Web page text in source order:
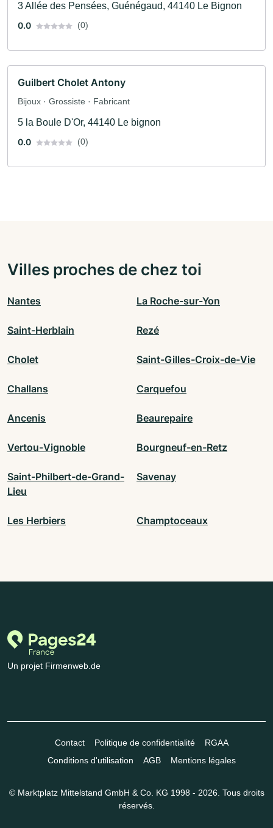
3 Allée des Pensées, Guénégaud, 44140 Le Bignon
0.0
(0)
Guilbert Cholet Antony
Bijoux · Grossiste · Fabricant
5 la Boule D'Or, 44140 Le bignon
0.0
(0)
Villes proches de chez toi
Nantes La Roche-sur-Yon
Saint-Herblain Rezé
Cholet Saint-Gilles-Croix-de-Vie
Challans Carquefou
Ancenis Beaurepaire
Vertou-Vignoble Bourgneuf-en-Retz
Saint-Philbert-de-Grand-
Lieu
Savenay
Les Herbiers Champtoceaux
Un projet Firmenweb.de
Contact Politique de confidentialité
RGAA
Conditions d'utilisation
AGB Mentions légales
© Marktplatz Mittelstand GmbH & Co. KG 1998 - 2026. Tous droits
réservés.